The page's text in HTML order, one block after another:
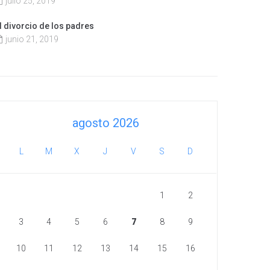
divorcio de los padres
junio 21, 2019
agosto 2026
M X J V S D
1 2
3 4 5 6 7 8 9
10 11 12 13 14 15 16